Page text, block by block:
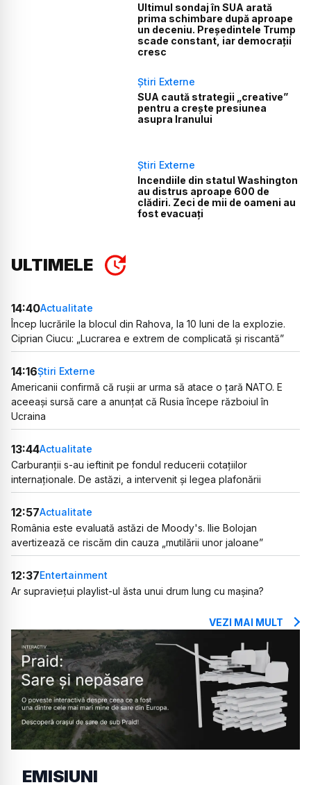
Ultimul sondaj în SUA arată
prima schimbare după aproape
un deceniu. Președintele Trump
scade constant, iar democrații
cresc
Știri Externe
SUA caută strategii „creative”
pentru a crește presiunea
asupra Iranului
Știri Externe
Incendiile din statul Washington
au distrus aproape 600 de
clădiri. Zeci de mii de oameni au
fost evacuați
ULTIMELE
14:40Actualitate
Încep lucrările la blocul din Rahova, la 10 luni de la explozie.
Ciprian Ciucu: „Lucrarea e extrem de complicată și riscantă”
14:16Știri Externe
Americanii confirmă că rușii ar urma să atace o țară NATO. E
aceeași sursă care a anunțat că Rusia începe războiul în
Ucraina
13:44Actualitate
Carburanții s-au ieftinit pe fondul reducerii cotațiilor
internaționale. De astăzi, a intervenit și legea plafonării
12:57Actualitate
România este evaluată astăzi de Moody's. Ilie Bolojan
avertizează ce riscăm din cauza „mutilării unor jaloane”
12:37Entertainment
Ar supraviețui playlist-ul ăsta unui drum lung cu mașina?
VEZI MAI MULT
EMISIUNI